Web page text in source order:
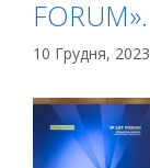
FORUM».
10 Грудня, 2023